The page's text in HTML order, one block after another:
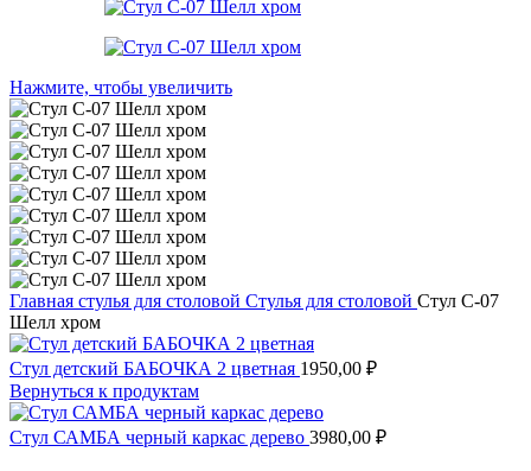
Нажмите, чтобы увеличить
Главная стулья для столовой Стулья для столовой Стул С-07
Шелл хром
Стул детский БАБОЧКА 2 цветная 1950,00 ₽
Вернуться к продуктам
Стул САМБА черный каркас дерево 3980,00 ₽